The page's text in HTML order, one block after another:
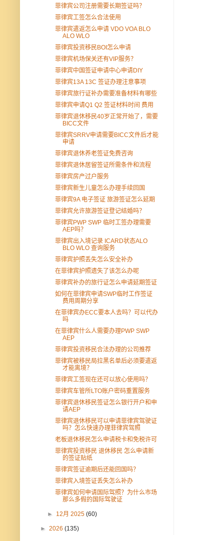
菲律宾公司注册需要长期签证吗？
菲律宾工签怎么合法使用
菲律宾遣返怎么申请 VDO VOA BLO
ALO WLO
菲律宾投资移民BOI怎么申请
菲律宾机场保关还有VIP服务？
菲律宾中国签证申请中心申请DIY
菲律宾13A 13C 签证办理注意事项
菲律宾旅行证补办需要准备材料有哪些
菲律宾申请Q1 Q2 签证材料时间 费用
菲律宾退休移民40岁正常开始了，需要
BICC文件
菲律宾SRRV申请需要BICC文件后才能
申请
菲律宾退休养老签证免费咨询
菲律宾退休居留签证所需条件和流程
菲律宾房产过户服务
菲律宾新生儿童怎么办理手续回国
菲律宾9A 电子签证 旅游签证怎么延期
菲律宾允许旅游签证登记结婚吗？
菲律宾PWP SWP 临时工签办理需要
AEP吗？
菲律宾出入境记录 ICARD状态ALO
BLO WLO 查询服务
菲律宾护照丢失怎么安全补办
在菲律宾护照遗失了该怎么办呢
菲律宾补办的旅行证怎么申请延期签证
如何在菲律宾申请SWP临时工作签证
费用周期分享
在菲律宾办ECC要本人去吗？可以代办
吗
在菲律宾什么人需要办理PWP SWP
AEP
菲律宾投资移民合法办理的公司推荐
菲律宾被移民局拉黑名单后必须要遣返
才能离境？
菲律宾工签现在还可以放心使用吗？
菲律宾车管所LTO账户密码重置服务
菲律宾退休移民签证怎么银行开户和申
请AEP
菲律宾退休移民可以申请菲律宾驾驶证
吗？怎么快速办理菲律宾驾照
老板退休移民怎么申请税卡和免税许可
菲律宾投资移民 退休移民 怎么申请新
的签证贴纸
菲律宾签证逾期后还能回国吗？
菲律宾入境签证丢失怎么补办
菲律宾如何申请国际驾照？为什么市场
那么多假的国际驾驶证
► 12月 2025(60)
► 2026 (135)